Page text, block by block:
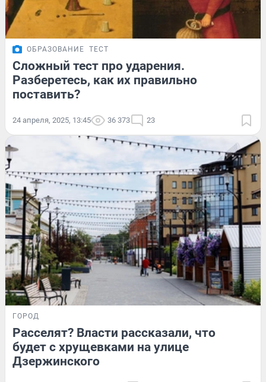
ОБРАЗОВАНИЕ ТЕСТ
Сложный тест про ударения.
Разберетесь, как их правильно
поставить?
24 апреля, 2025, 13:45 36 373 23
ГОРОД
Расселят? Власти рассказали, что
будет с хрущевками на улице
Дзержинского